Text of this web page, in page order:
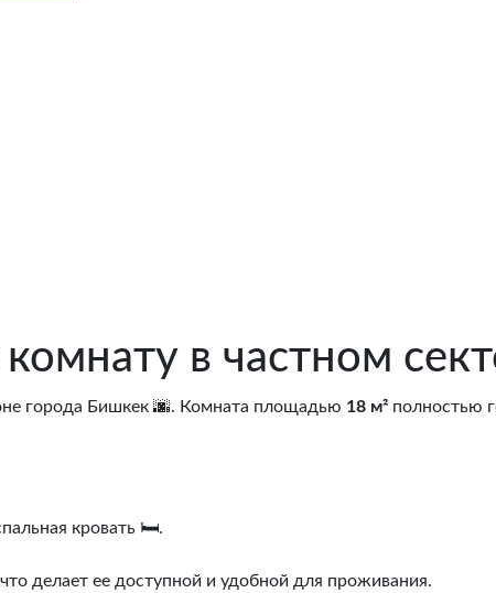
в частном
города Бишкек 🌆. Комната площадью 18 м² полностью
кровать 🛏️.
делает ее доступной и удобной для проживания.